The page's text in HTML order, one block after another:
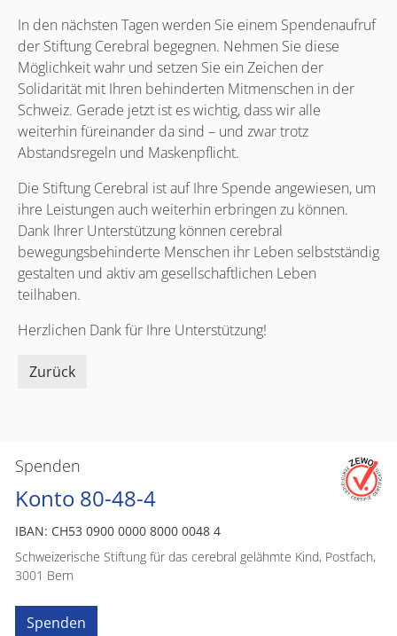
Spenden
Konto 80-48-4
IBAN: CH53 0900 0000 8000 0048 4
Schweizerische Stiftung für das cerebral gelähmte Kind, Postfach,
3001 Bern
Spenden
In den nächsten Tagen werden Sie einem Spendenaufruf
der Stiftung Cerebral begegnen. Nehmen Sie diese
Möglichkeit wahr und setzen Sie ein Zeichen der
Solidarität mit Ihren behinderten Mitmenschen in der
Schweiz. Gerade jetzt ist es wichtig, dass wir alle
weiterhin füreinander da sind – und zwar trotz
Abstandsregeln und Maskenpflicht.
Die Stiftung Cerebral ist auf Ihre Spende angewiesen, um
ihre Leistungen auch weiterhin erbringen zu können.
Dank Ihrer Unterstützung können cerebral
bewegungsbehinderte Menschen ihr Leben selbstständig
gestalten und aktiv am gesellschaftlichen Leben
teilhaben.
Herzlichen Dank für Ihre Unterstützung!
Zurück